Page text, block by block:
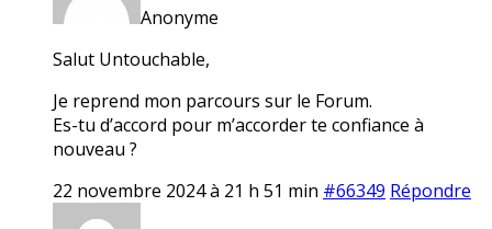
Anonyme
Salut Untouchable,
Je reprend mon parcours sur le Forum.
Es-tu d’accord pour m’accorder te confiance à
nouveau ?
22 novembre 2024 à 21 h 51 min #66349 Répondre